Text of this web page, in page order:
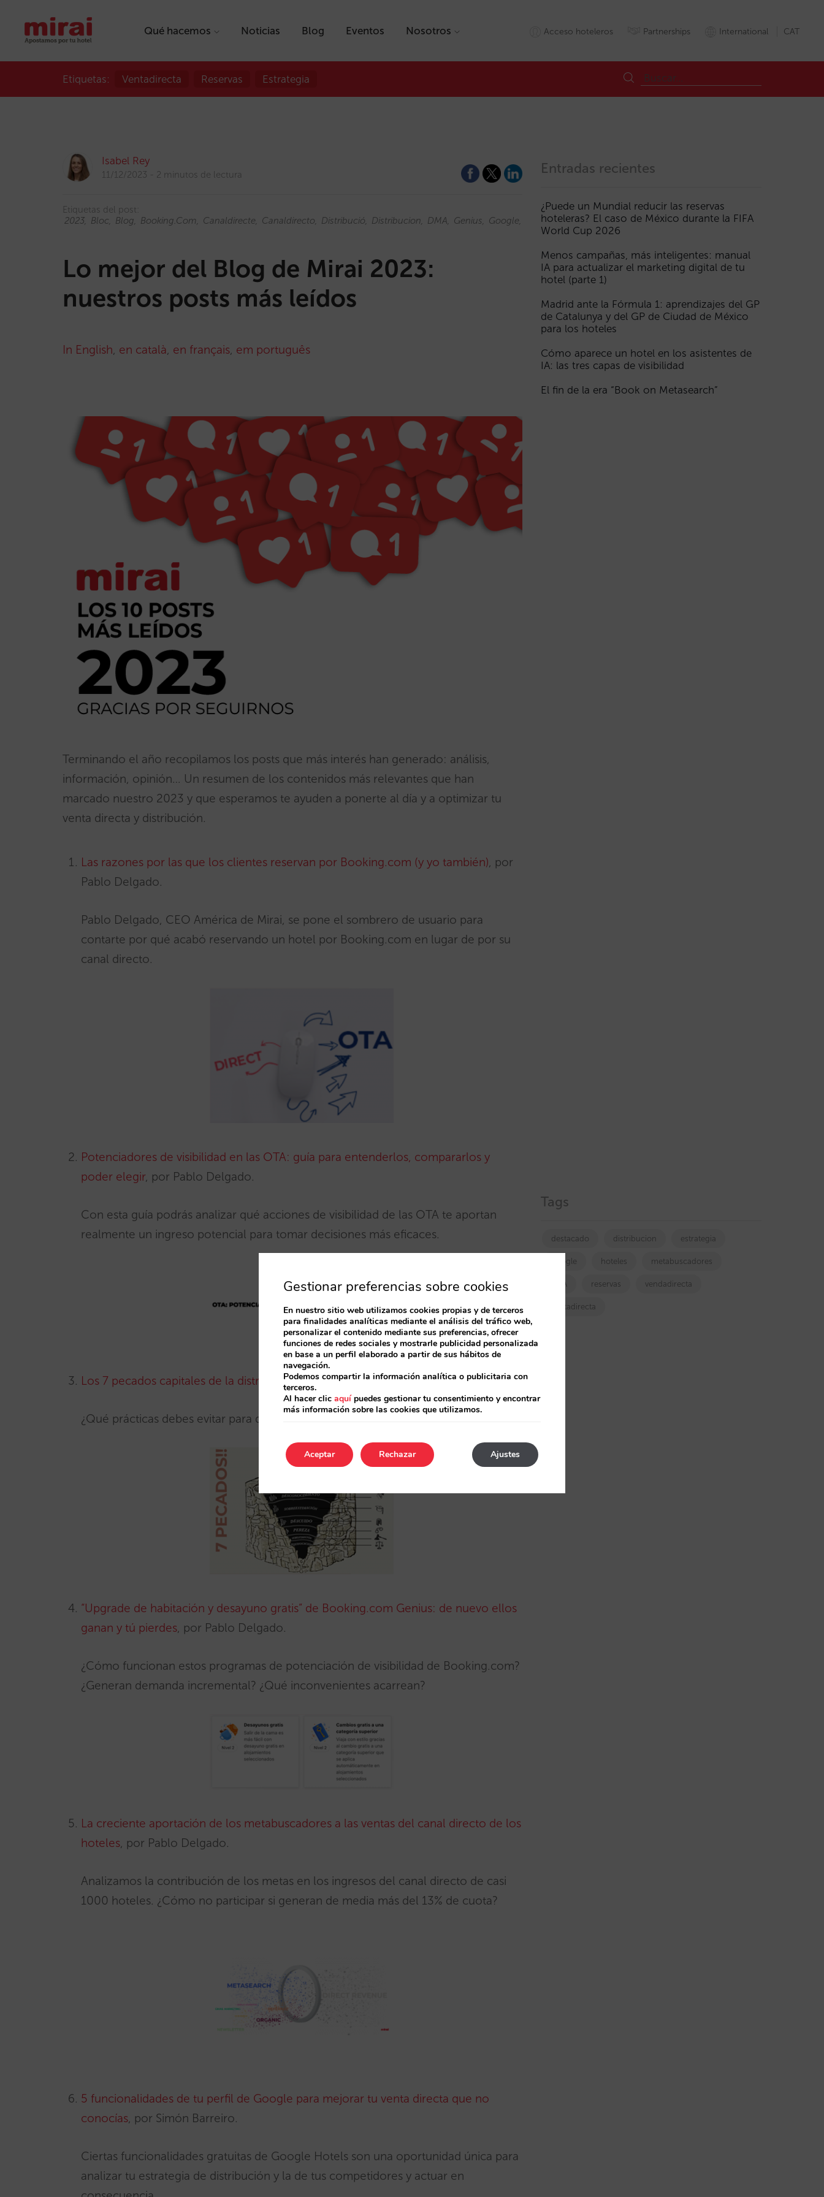
Qué hacemos Noticias Blog Eventos Nosotros Acceso hoteleros Partnerships International CAT
Etiquetas: Ventadirecta Reservas Estrategia
Isabel Rey
11/12/2023 2 minutos de lectura
Etiquetas del post:
2023
Bloc Blog Booking.com Canaldirecte Canaldirecto Distribució Distribucion DMA Genius Google Metabuscadores Metacercadors MiraiBlog OTA
Lo mejor del Blog de Mirai 2023:
nuestros posts más leídos
In English, en català, en français, em português
Terminando el año recopilamos los posts que más interés han generado: análisis,
información, opinión… Un resumen de los contenidos más relevantes que han
marcado nuestro 2023 y que esperamos te ayuden a ponerte al día y a optimizar tu
venta directa y distribución.
Las razones por las que los clientes reservan por Booking.com (y yo también), por
Pablo Delgado.
Pablo Delgado, CEO América de Mirai, se pone el sombrero de usuario para
contarte por qué acabó reservando un hotel por Booking.com en lugar de por su
canal directo.
Potenciadores de visibilidad en las OTA: guía para entenderlos, compararlos y
poder elegir, por Pablo Delgado.
Con esta guía podrás analizar qué acciones de visibilidad de las OTA te aportan
realmente un ingreso potencial para tomar decisiones más eficaces.
Los 7 pecados capitales de la distribución, por Marta Romero.
¿Qué prácticas debes evitar para que tu distribución no se convierta en un infierno?
“Upgrade de habitación y desayuno gratis” de Booking.com Genius: de nuevo ellos
ganan y tú pierdes, por Pablo Delgado.
¿Cómo funcionan estos programas de potenciación de visibilidad de Booking.com?
¿Generan demanda incremental? ¿Qué inconvenientes acarrean?
La creciente aportación de los metabuscadores a las ventas del canal directo de los
hoteles, por Pablo Delgado.
Analizamos la contribución de los metas en los ingresos del canal directo de casi
1000 hoteles. ¿Cómo no participar si generan de media más del 13% de cuota?
5 funcionalidades de tu perfil de Google para mejorar tu venta directa que no
conocías, por Simón Barreiro.
Ciertas funcionalidades gratuitas de Google Hotels son una oportunidad única para
analizar tu estrategia de distribución y la de tus competidores y actuar en
Entradas recientes
¿Puede un Mundial reducir las reservas
hoteleras? El caso de México durante la FIFA
World Cup 2026
Menos campañas, más inteligentes: manual
IA para actualizar el marketing digital de tu
hotel (parte 1)
Madrid ante la Fórmula 1: aprendizajes del GP
de Catalunya y del GP de Ciudad de México
para los hoteles
Cómo aparece un hotel en los asistentes de
IA: las tres capas de visibilidad
El fin de la era “Book on Metasearch”
Tags
destacado distribucion estrategia
google hoteles metabuscadores
OTA reservas vendadirecta
ventadirecta
Gestionar preferencias sobre cookies
En nuestro sitio web utilizamos cookies propias y de terceros
para finalidades analíticas mediante el análisis del tráfico web,
personalizar el contenido mediante sus preferencias, ofrecer
funciones de redes sociales y mostrarle publicidad personalizada
en base a un perfil elaborado a partir de sus hábitos de
navegación.
Podemos compartir la información analítica o publicitaria con
terceros.
Al hacer clic aquípuedes gestionar tu consentimiento y encontrar
más información sobre las cookies que utilizamos.
Aceptar Ajustes
Rechazar